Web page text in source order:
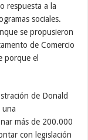
respuesta a la
sociales.
se propusieron
de Comercio
porque el
de Donald
una
más de 200.000
con legislación